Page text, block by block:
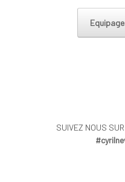
SUIVEZ NOUS